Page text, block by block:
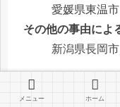
愛媛県東温
その他の事由によ
新潟県長岡
更新件数
メニュー ホーム